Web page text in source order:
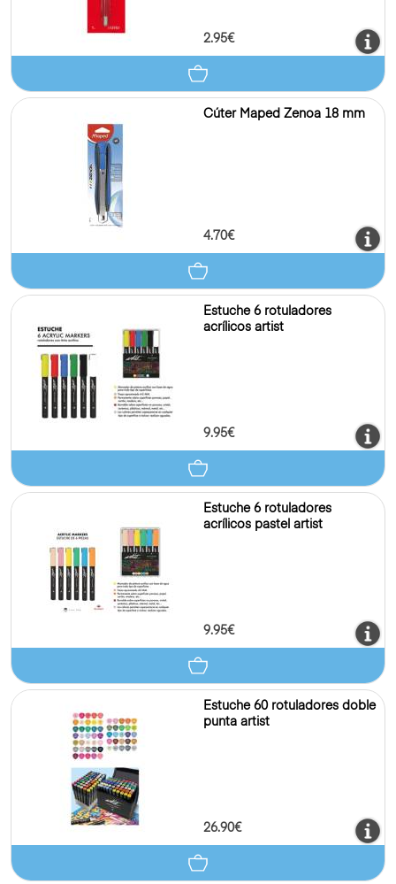
2.95€
Cúter Maped Zenoa 18 mm
4.70€
Estuche 6 rotuladores
acrílicos artist
9.95€
Estuche 6 rotuladores
acrílicos pastel artist
9.95€
Estuche 60 rotuladores doble
punta artist
26.90€